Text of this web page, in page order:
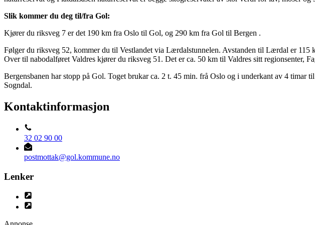
Slik kommer du deg til/fra Gol:
Kjører du riksveg 7 er det 190 km fra Oslo til Gol, og 290 km fra Gol til Bergen .
Følger du riksveg 52, kommer du til Vestlandet via Lærdalstunnelen. Avstanden til Lærdal er 115
Over til nabodalføret Valdres kjører du riksveg 51. Det er ca. 50 km til Valdres sitt regionsenter,
Bergensbanen har stopp på Gol. Toget brukar ca. 2 t. 45 min. frå Oslo og i underkant av 4 timar
Sogndal.
Kontaktinformasjon
32 02 90 00
postmottak@gol.kommune.no
Lenker